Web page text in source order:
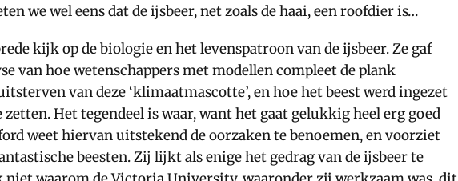
we wel eens dat de ijsbeer, net zoals de haai, een roofdier is…
kijk op de biologie en het levenspatroon van de ijsbeer. Ze gaf
van hoe wetenschappers met modellen compleet de plank
van deze ‘klimaatmascotte’, en hoe het beest werd ingezet
Het tegendeel is waar, want het gaat gelukkig heel erg goed
weet hiervan uitstekend de oorzaken te benoemen, en voorziet
beesten. Zij lijkt als enige het gedrag van de ijsbeer te